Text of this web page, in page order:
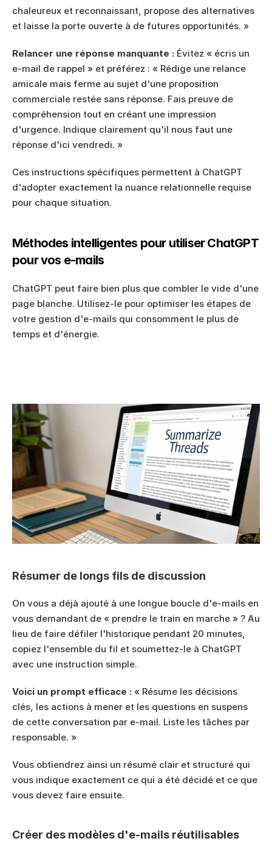
chaleureux et reconnaissant, propose des alternatives
et laisse la porte ouverte à de futures opportunités. »
Relancer une réponse manquante : Évitez « écris un
e-mail de rappel » et préférez : « Rédige une relance
amicale mais ferme au sujet d'une proposition
commerciale restée sans réponse. Fais preuve de
compréhension tout en créant une impression
d'urgence. Indique clairement qu'il nous faut une
réponse d'ici vendredi. »
Ces instructions spécifiques permettent à ChatGPT
d'adopter exactement la nuance relationnelle requise
pour chaque situation.
Méthodes intelligentes pour utiliser ChatGPT
pour vos e-mails
ChatGPT peut faire bien plus que combler le vide d'une
page blanche. Utilisez-le pour optimiser les étapes de
votre gestion d'e-mails qui consomment le plus de
temps et d'énergie.
Résumer de longs fils de discussion
On vous a déjà ajouté à une longue boucle d'e-mails en
vous demandant de « prendre le train en marche » ? Au
lieu de faire défiler l'historique pendant 20 minutes,
copiez l'ensemble du fil et soumettez-le à ChatGPT
avec une instruction simple.
Voici un prompt efficace : « Résume les décisions
clés, les actions à mener et les questions en suspens
de cette conversation par e-mail. Liste les tâches par
responsable. »
Vous obtiendrez ainsi un résumé clair et structuré qui
vous indique exactement ce qui a été décidé et ce que
vous devez faire ensuite.
Créer des modèles d'e-mails réutilisables